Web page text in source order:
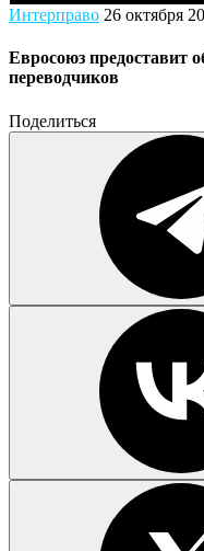
Интерправо 26 октября
Евросоюз предоставит
переводчиков
Поделиться